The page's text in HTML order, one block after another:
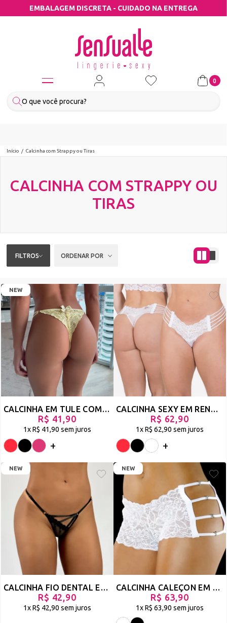
EMBALAGEM DISCRETA - CUIDADO NA ENTREGA
0
Início Calcinha com Strappy ou Tiras
CALCINHA COM STRAPPY OU
TIRAS
FILTROS ORDENAR POR
NEW
CALCINHA EM TULE COM GUIPPIR E LAÇO NA TRASEIRA - LINGERIE SENSUAL - GARUPA
R$ 41,90
1xR$ 41,90 sem juros
+
CALCINHA SEXY EM RENDA COM STRAPPY - A VIDA CONTINUA
R$ 62,90
1xR$ 62,90 sem juros
+
NEW
CALCINHA FIO DENTAL EM RENDA COM STRAPPY E CETIM MODELO LINGERIE SEXY - SADIA - PRETO - REF 3221
R$ 42,90
1xR$ 42,90 sem juros
NEW
CALCINHA CALEÇON EM RENDA COM STRAPPY - GRANDIOSA
R$ 63,90
1xR$ 63,90 sem juros